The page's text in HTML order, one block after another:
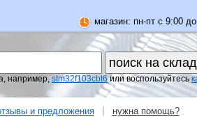
магазин: пн-пт с 9:00
например, stm32f103cbt6или воспользуйтесь
и предложения нужна помощь?